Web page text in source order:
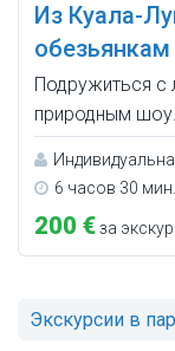
Из Куала-
обезьянкам
Подружиться с
природным шоу.
6 часов 30 мин.
200 €за
Экскурсии в